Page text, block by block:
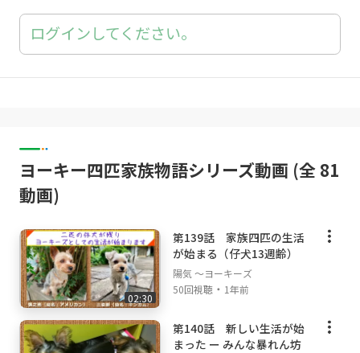
ログインしてください。
ヨーキー四匹家族物語シリーズ動画 (全 81
動画)
02:30
第139話 家族四匹の生活
が始まる（仔犬13週齢）
陽気 ～ヨーキーズ
50回視聴 ・ 1年前
第140話 新しい生活が始
まった ー みんな暴れん坊